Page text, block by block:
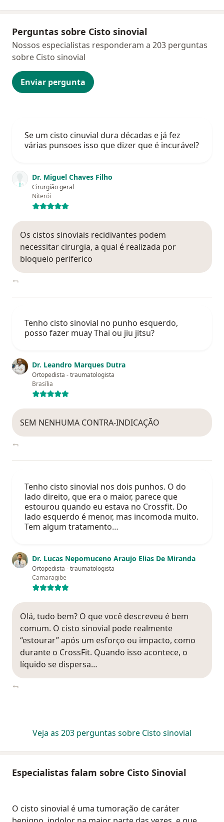
Perguntas sobre Cisto sinovial
Enviar pergunta
Nossos especialistas responderam a 203 perguntas
sobre Cisto sinovial
Se um cisto cinuvial dura décadas e já fez
várias punsoes isso que dizer que é incurável?
Dr. Miguel Chaves Filho
Cirurgião geral
Niterói
Os cistos sinoviais recidivantes podem
necessitar cirurgia, a qual é realizada por
bloqueio periferico
Tenho cisto sinovial no punho esquerdo,
posso fazer muay Thai ou jiu jitsu?
Dr. Leandro Marques Dutra
Ortopedista - traumatologista
Brasília
SEM NENHUMA CONTRA-INDICAÇÃO
Tenho cisto sinovial nos dois punhos. O do
lado direito, que era o maior, parece que
estourou quando eu estava no Crossfit. Do
lado esquerdo é menor, mas incomoda muito.
Tem algum tratamento…
Dr. Lucas Nepomuceno Araujo Elias De Miranda
Ortopedista - traumatologista
Camaragibe
Olá, tudo bem? O que você descreveu é bem
comum. O cisto sinovial pode realmente
“estourar” após um esforço ou impacto, como
durante o CrossFit. Quando isso acontece, o
líquido se dispersa…
Veja as 203 perguntas sobre Cisto sinovial
Especialistas falam sobre Cisto Sinovial
O cisto sinovial é uma tumoração de caráter